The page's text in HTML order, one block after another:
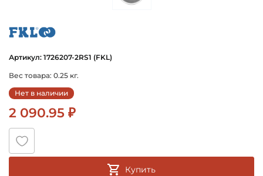
Артикул: 1726207-2RS1 (FKL)
Вес товара: 0.25 кг.
Нет в наличии
2 090.95 ₽
Купить